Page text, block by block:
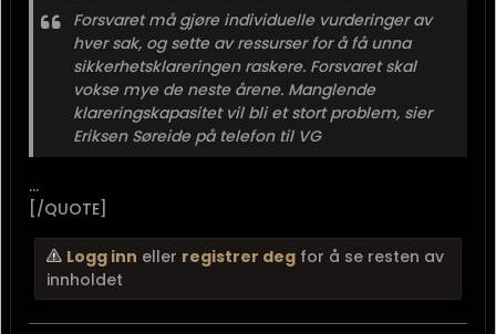
Forsvaret må gjøre individuelle vurderinger av
hver sak, og sette av ressurser for å få unna
sikkerhetsklareringen raskere. Forsvaret skal
vokse mye de neste årene. Manglende
klareringskapasitet vil bli et stort problem, sier
Eriksen Søreide på telefon til VG
...
[/QUOTE]
Logg inn eller registrer deg for å se resten av
innholdet